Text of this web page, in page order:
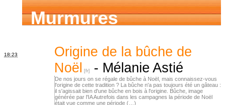
Murmures
d’ancêtres
18:23
Origine de la bûche de
Noël
- Mélanie Astié
De nos jours on se régale de bûche à Noël, mais connaissez-vous
l'origine de cette tradition ? La bûche n'a pas toujours été un gâteau :
il s'agissait bien d'une bûche en bois à l'origine. Bûche, image
générée par l'IA Autrefois dans les campagnes la période de Noël
était vue comme une période (…)